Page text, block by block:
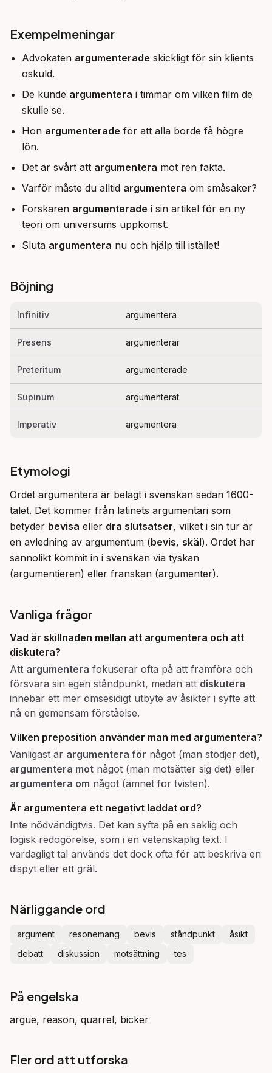
Exempelmeningar
Advokaten argumenterade skickligt för sin klients
oskuld.
De kunde argumentera i timmar om vilken film de
skulle se.
Hon argumenterade för att alla borde få högre
lön.
Det är svårt att argumentera mot ren fakta.
Varför måste du alltid argumentera om småsaker?
Forskaren argumenterade i sin artikel för en ny
teori om universums uppkomst.
Sluta argumentera nu och hjälp till istället!
Böjning
Infinitiv argumentera
Presens argumenterar
Preteritum argumenterade
Supinum argumenterat
Imperativ argumentera
Etymologi
Ordet argumentera är belagt i svenskan sedan 1600-
talet. Det kommer från latinets argumentari som
betyder bevisa eller dra slutsatser, vilket i sin tur är
en avledning av argumentum (bevis, skäl). Ordet har
sannolikt kommit in i svenskan via tyskan
(argumentieren) eller franskan (argumenter).
Vanliga frågor
Vad är skillnaden mellan att argumentera och att
diskutera?
Att argumentera fokuserar ofta på att framföra och
försvara sin egen ståndpunkt, medan att diskutera
innebär ett mer ömsesidigt utbyte av åsikter i syfte att
nå en gemensam förståelse.
Vilken preposition använder man med argumentera?
Vanligast är argumentera för något (man stödjer det),
argumentera mot något (man motsätter sig det) eller
argumentera om något (ämnet för tvisten).
Är argumentera ett negativt laddat ord?
Inte nödvändigtvis. Det kan syfta på en saklig och
logisk redogörelse, som i en vetenskaplig text. I
vardagligt tal används det dock ofta för att beskriva en
dispyt eller ett gräl.
Närliggande ord
argument resonemang bevis ståndpunkt
åsikt
debatt
diskussion motsättning tes
På engelska
argue, reason, quarrel, bicker
Fler ord att utforska